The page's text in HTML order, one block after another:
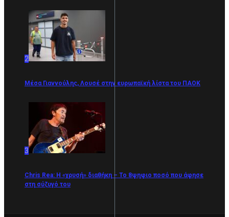
2
Μέσα Γιαννούλης, Λουσέ στην ευρωπαϊκή λίστα του ΠΑΟΚ
3
Chris Rea: Η «χρυσή» διαθήκη – To 8ψηφιο ποσό που άφησε
στη σύζυγό του